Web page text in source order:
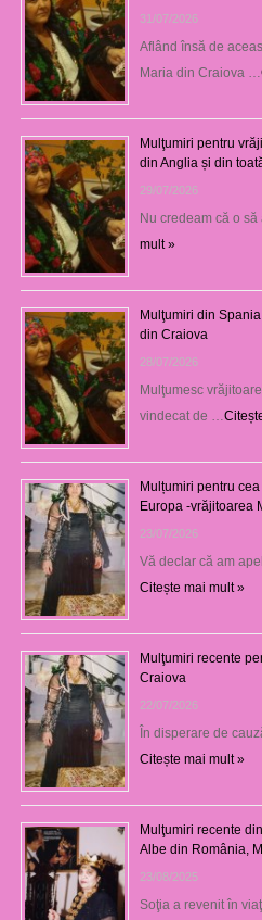
31/07/2026
Aflând însă de
Maria din Craiova …
Mulţumiri pentru
din Anglia și din
29/07/2026
Nu credeam că o să
mult »
Mulţumiri din
din Craiova
28/07/2026
Mulţumesc
vindecat de …
Mulțumiri pentru
Europa -vrăjitoarea
23/07/2026
Vă declar că am
Citește mai mult »
Mulţumiri recente
Craiova
22/07/2026
În disperare de
Citește mai mult »
Mulţumiri recente
Albe din România,
23/08/2025
Soţia a revenit în